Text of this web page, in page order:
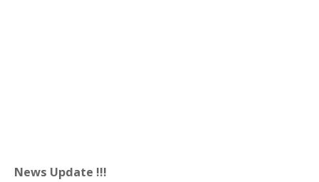
News Update !!!